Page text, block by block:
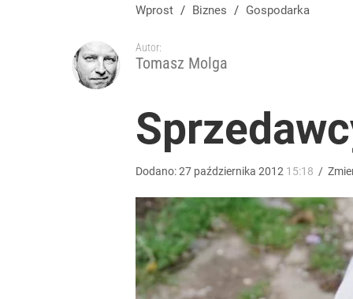
Polacy rzucili się na przywrócone świadczenie.
dodaj
Nawrocki ma szansę na drugą kadencję? Tak
Wprost / Biznes / Gospodarka
Autor:
Tomasz Molga
Dodano:27 października 2012 15:18 /